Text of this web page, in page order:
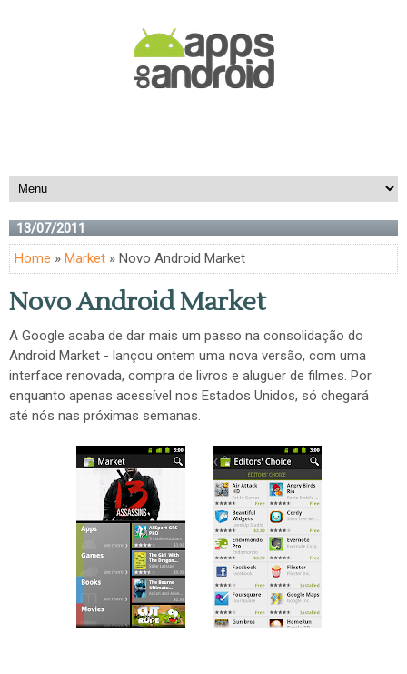
13/07/2011
Home » Market » Novo Android Market
Novo Android Market
A Google acaba de dar mais um passo na consolidação do
Android Market - lançou ontem uma nova versão, com uma
interface renovada, compra de livros e aluguer de filmes. Por
enquanto apenas acessível nos Estados Unidos, só chegará
até nós nas próximas semanas.